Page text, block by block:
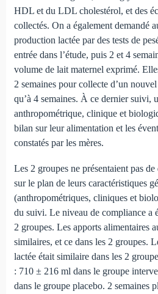
HDL et du LDL cholestérol, et des
collectés. On a également demandé
production lactée par des tests de
entrée dans l’étude, puis 2 et 4
volume de lait maternel exprimé.
2 semaines pour collecte d’un
qu’à 4 semaines. À ce dernier suivi,
anthropométrique, clinique et
bilan sur leur alimentation et les
constatés par les mères.
Les 2 groupes ne présentaient pas
sur le plan de leurs caractéristiques
(anthropométriques, cliniques et
du suivi. Le niveau de compliance a
2 groupes. Les apports alimentaires
similaires, et ce dans les 2 groupes.
lactée était similaire dans les 2
: 710 ± 216 ml dans le groupe
dans le groupe placebo. 2 semaines